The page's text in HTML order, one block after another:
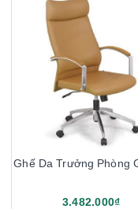
Ghế Da Trưởng Phòng
3.482.000₫